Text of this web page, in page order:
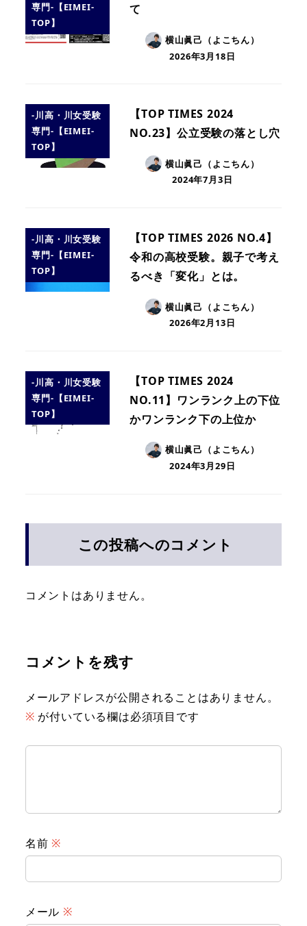
専門-【EIMEI-
TOP】
て
横山眞己（よこちん）
2026年3月18日
-川高・川女受験
専門-【EIMEI-
TOP】
【TOP TIMES 2024
NO.23】公立受験の落とし穴
横山眞己（よこちん）
2024年7月3日
-川高・川女受験
専門-【EIMEI-
TOP】
【TOP TIMES 2026 NO.4】
令和の高校受験。親子で考え
るべき「変化」とは。
横山眞己（よこちん）
2026年2月13日
-川高・川女受験
専門-【EIMEI-
TOP】
【TOP TIMES 2024
NO.11】ワンランク上の下位
かワンランク下の上位か
横山眞己（よこちん）
2024年3月29日
この投稿へのコメント
コメントはありません。
コメントを残す
メールアドレスが公開されることはありません。
※ が付いている欄は必須項目です
名前 ※
メール ※